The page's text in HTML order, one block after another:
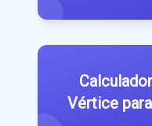
Vértice